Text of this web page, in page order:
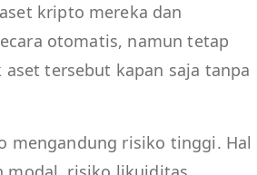
kripto mereka dan
otomatis, namun tetap
tersebut kapan saja tanpa
mengandung risiko tinggi. Hal